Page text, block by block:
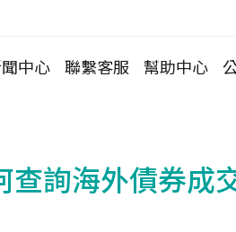
中心 聯繫客服 幫助中心
查詢海外債券成